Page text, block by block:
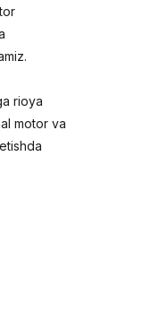
rioya
motor va